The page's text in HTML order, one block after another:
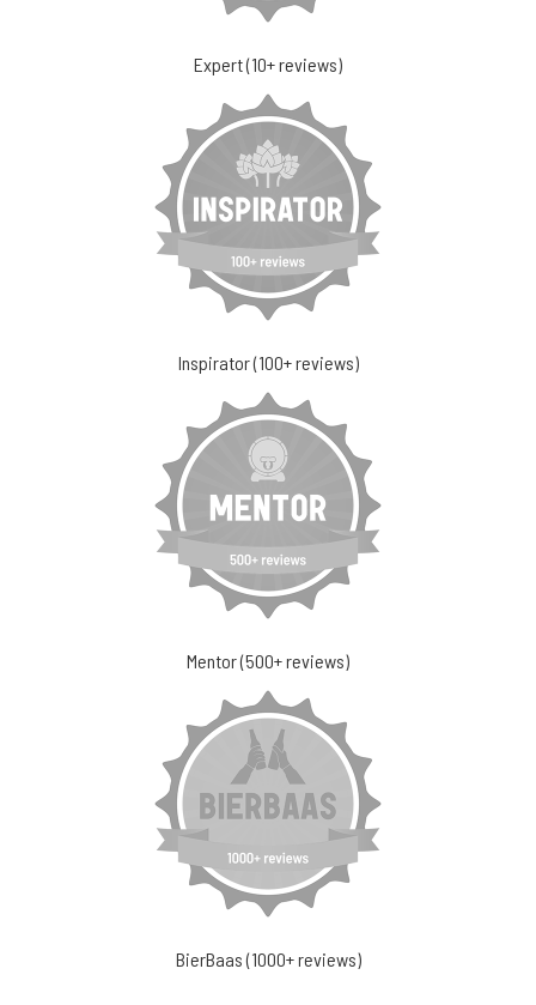
Expert (10+ reviews)
Inspirator (100+ reviews)
Mentor (500+ reviews)
BierBaas (1000+ reviews)